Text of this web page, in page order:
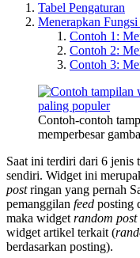
Tabel Pengaturan
Menerapkan Fungsi
Contoh 1:
Contoh 2:
Contoh 3:
Contoh-contoh
memperbesar
Saat ini terdiri dari 6 jenis
sendiri. Widget ini
postringan yang pernah
pemanggilan feed posting
maka widget random post
widget artikel terkait (
berdasarkan posting).